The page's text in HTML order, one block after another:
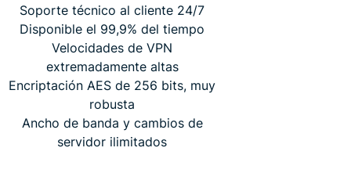
Soporte técnico al cliente 24/7
Disponible el 99,9% del tiempo
Velocidades de VPN
extremadamente altas
Encriptación AES de 256 bits, muy
robusta
Ancho de banda y cambios de
servidor ilimitados